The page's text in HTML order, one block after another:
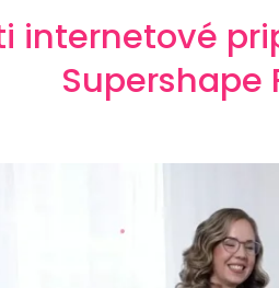
internetové
Supershape